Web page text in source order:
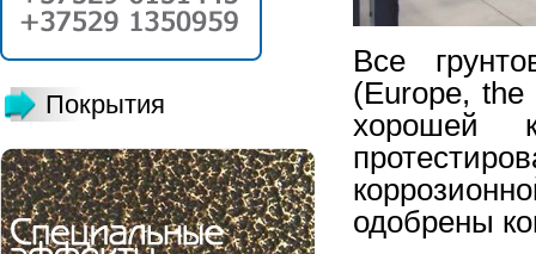
Покрытия
Все
(Europe,
хорошей
одобрены